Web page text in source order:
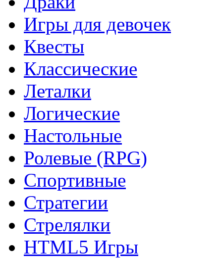
Игры для девочек
Квесты
Классические
Леталки
Логические
Настольные
Ролевые (RPG)
Спортивные
Стратегии
Стрелялки
HTML5 Игры